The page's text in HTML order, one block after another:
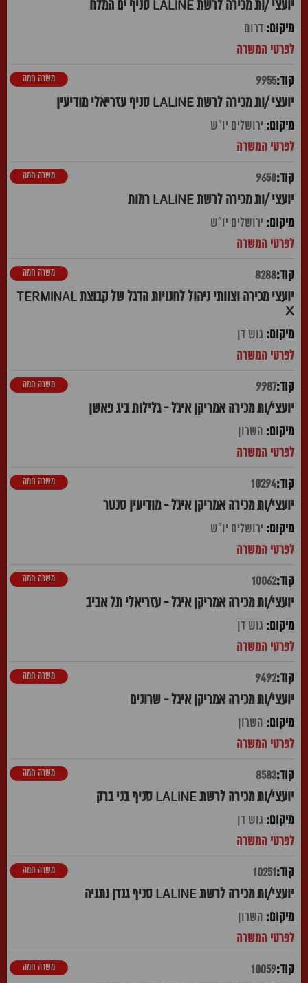
יועצי /ות מכירה לרשת LALINE סניף ים המלח
דרום
9955
יועצי /ות מכירה לרשת LALINE סניף עזריאלי מודיעין
משרה חמה
ירושלים יו"ש
9650
יועצי /ות מכירה לרשת LALINE רמות
משרה חמה
ירושלים יו"ש
8288
יועצי מכירה וצוותי ניהול לחנויות הדגל של קבוצת TERMINAL
X
משרה חמה
גוש דן
9987
יועצי/ות מכירה אמריקן איגל - גלילות ביג פאשן
משרה חמה
השרון
10294
יועצי/ות מכירה אמריקן איגל - מודיעין סנטר
משרה חמה
ירושלים יו"ש
10062
יועצי/ות מכירה אמריקן איגל - עזריאלי תל אביב
משרה חמה
גוש דן
9492
יועצי/ות מכירה אמריקן איגל - שרונים
משרה חמה
השרון
8583
יועצי/ות מכירה לרשת LALINE סניף בני ברק
משרה חמה
גוש דן
10251
יועצי/ות מכירה לרשת LALINE סניף גנדן נתניה
משרה חמה
השרון
10059 משרה חמה